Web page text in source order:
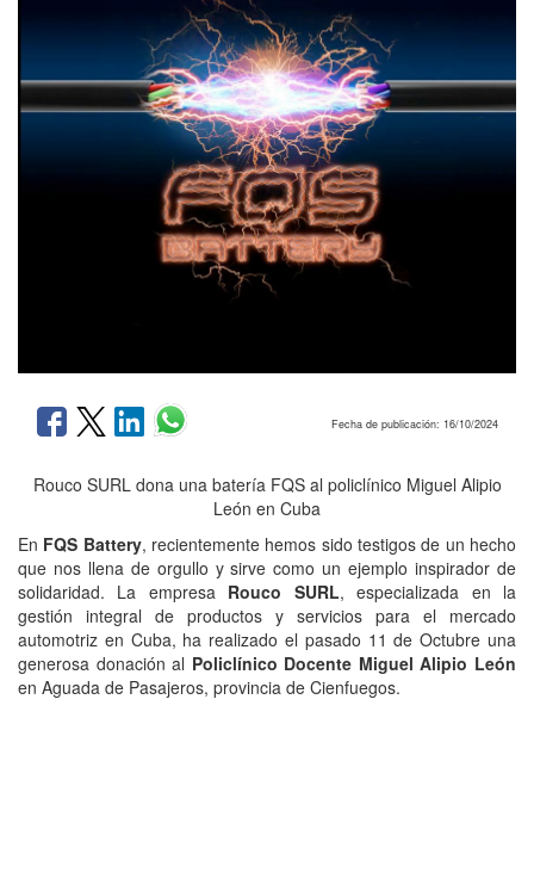
Fecha de publicación: 16/10/2024
Rouco SURL dona una batería FQS al policlínico Miguel Alipio
León en Cuba
En FQS Battery, recientemente hemos sido testigos de un hecho
que nos llena de orgullo y sirve como un ejemplo inspirador de
solidaridad. La empresa Rouco SURL, especializada en la
gestión integral de productos y servicios para el mercado
automotriz en Cuba, ha realizado el pasado 11 de Octubre una
generosa donación al Policlínico Docente Miguel Alipio León
en Aguada de Pasajeros, provincia de Cienfuegos.